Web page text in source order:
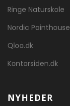
Ringe Naturskole
Nordic Painthouse
Qloo.dk
Kontorsiden.dk
NYHEDER